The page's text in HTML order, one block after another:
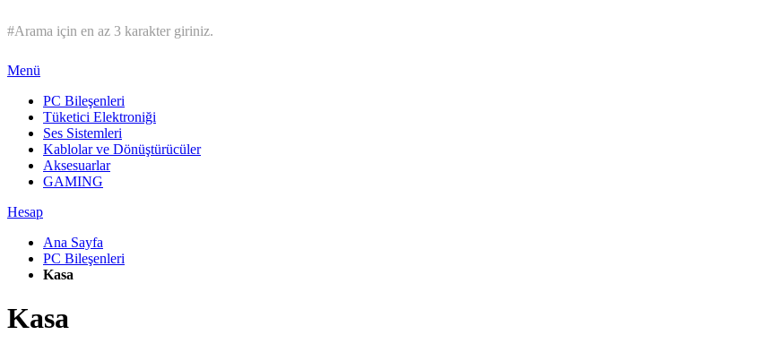
#Arama için en az 3 karakter giriniz.
Menü
PC Bileşenleri
Tüketici Elektroniği
Ses Sistemleri
Kablolar ve Dönüştürücüler
Aksesuarlar
GAMING
Hesap
Ana Sayfa
PC Bileşenleri
Kasa
Kasa